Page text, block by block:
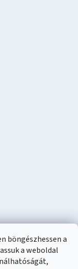
böngészhessen a
a weboldal